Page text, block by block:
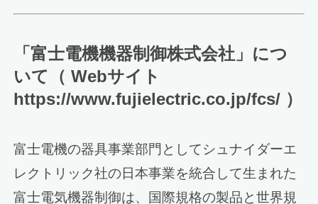
「富士電機機器制御株式会社」につ
いて（ Webサイト
https://www.fujielectric.co.jp/fcs/ ）
富士電機の器具事業部門としてシュナイダーエ
レクトリック社の日本事業を統合して生まれた
富士電気機器制御は、国際規格の製品と世界規